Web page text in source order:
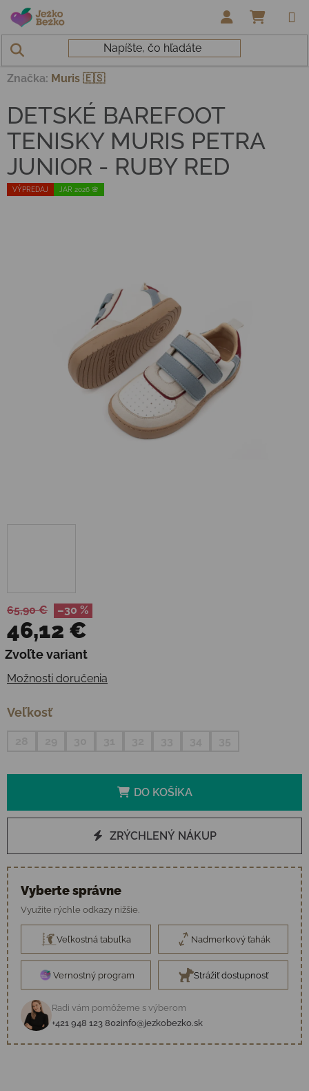
Prejsť na obsah
Domov Topánky deti/ Tenisky/
DETSKÉ BAREFOOT TENISKY
65,90 € –30 %
46,12 €
Jednotková cena:
Zvoľte variant
Možnosti doručenia
Veľkosť
DO KOŠÍKA
ZRÝCHLENÝ NÁKUP
Vyberte správne
Využite rýchle odkazy nižšie.
Veľkostná tabuľka Nadmerkový ťahák
Vernostný program Strážiť dostupnosť
Radi vám pomôžeme s výberom
+421 948 123 802info@jezkobezko.sk
VÝPREDAJ JAR 2026 🌸
DETSKÉ BAREFOOT
TENISKY MURIS PETRA
JUNIOR - RUBY RED
Značka: Muris 🇪🇸